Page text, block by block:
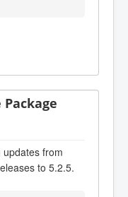
Package
from
to 5.2.5.